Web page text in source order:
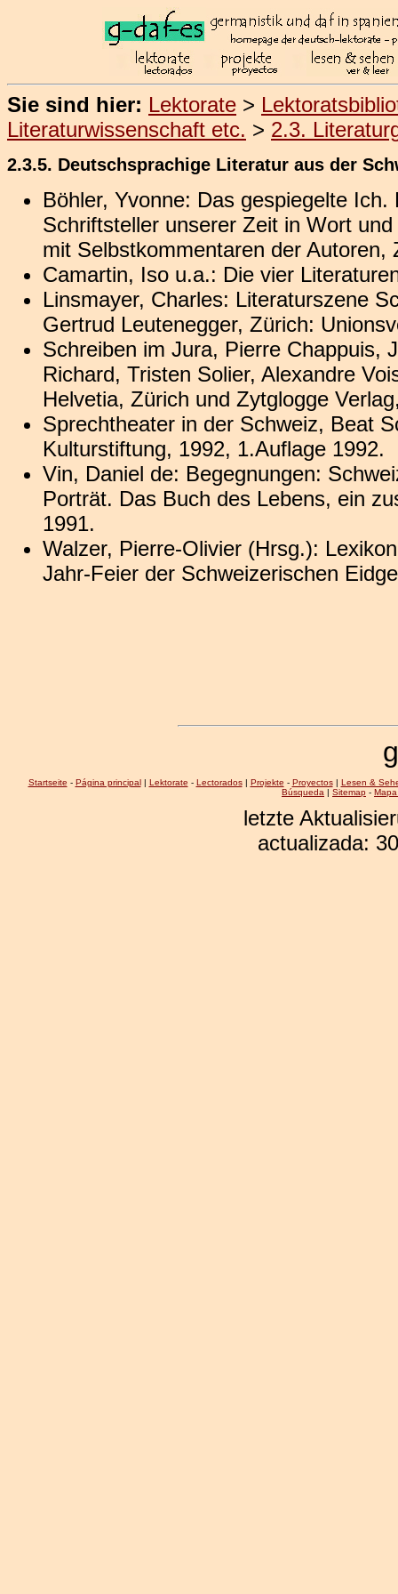
Sie sind hier: Lektorate >
Literaturwissenschaft etc. > 2.3.
2.3.5. Deutschsprachige Literatur aus der
Böhler, Yvonne: Das gespiegelte
Schriftsteller unserer Zeit in Wort
mit Selbstkommentaren der Autoren,
Camartin, Iso u.a.: Die vier
Linsmayer, Charles: Literaturszene
Gertrud Leutenegger, Zürich:
Schreiben im Jura, Pierre Chappuis,
Richard, Tristen Solier, Alexandre
Helvetia, Zürich und Zytglogge
Sprechtheater in der Schweiz, Beat
Kulturstiftung, 1992, 1.Auflage 1992.
Vin, Daniel de: Begegnungen:
Porträt. Das Buch des Lebens, ein
1991.
Walzer, Pierre-Olivier (Hrsg.):
Jahr-Feier der Schweizerischen
Startseite - Página principal| Lektorate - Lectorados| Projekte - Proyectos| Lesen &
Búsqueda | Sitemap -
letzte
actualizada: